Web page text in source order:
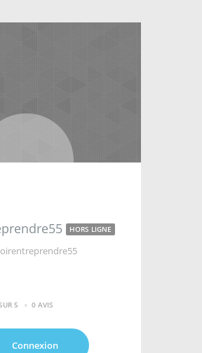
HORS LIGNE
5 • 0 AVIS
Connexion